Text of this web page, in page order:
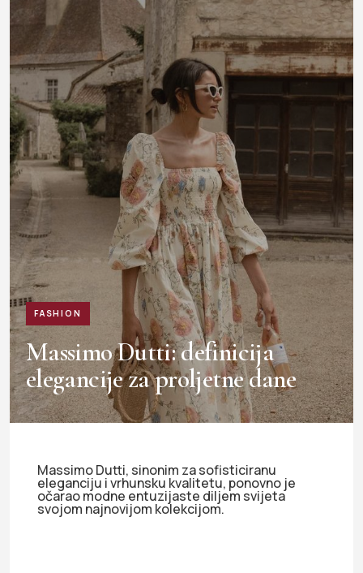
FASHION
Massimo Dutti: definicija
elegancije za proljetne dane
Massimo Dutti, sinonim za sofisticiranu
eleganciju i vrhunsku kvalitetu, ponovno je
očarao modne entuzijaste diljem svijeta
svojom najnovijom kolekcijom.